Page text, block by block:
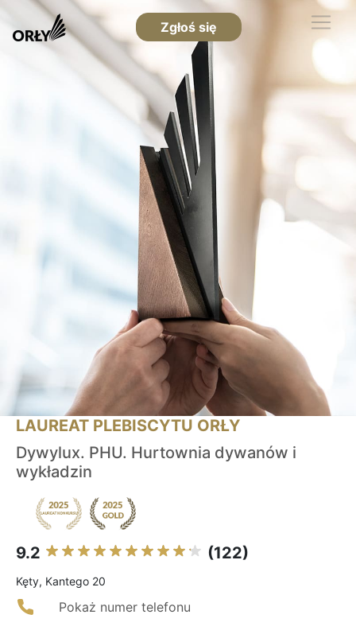
Zgłoś się
LAUREAT PLEBISCYTU ORŁY
Dywylux. PHU. Hurtownia dywanów i
wykładzin
9.2 (122)
Kęty, Kantego 20
Pokaż numer telefonu